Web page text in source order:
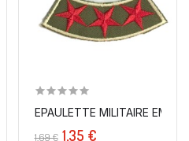
MILITAIRE EN...
1,69 € 1,35 €